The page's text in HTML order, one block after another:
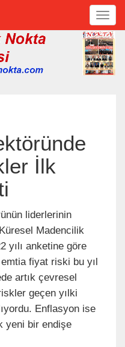
İlk
liderlerinin
Madencilik
yılı anketine göre
fiyat riski bu yıl
artık çevresel
geçen yılki
Enflasyon ise
yeni bir endişe